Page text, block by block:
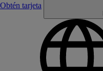
Obtén tarjeta